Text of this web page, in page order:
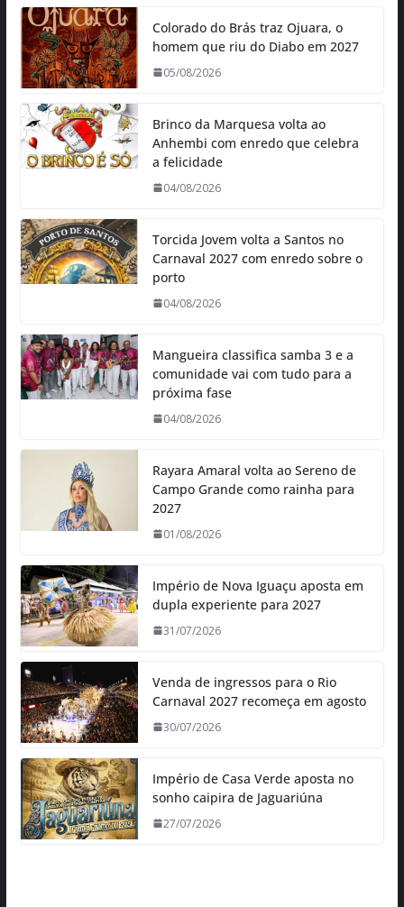
Colorado do Brás traz Ojuara, o
homem que riu do Diabo em 2027
05/08/2026
Brinco da Marquesa volta ao
Anhembi com enredo que celebra
a felicidade
04/08/2026
Torcida Jovem volta a Santos no
Carnaval 2027 com enredo sobre o
porto
04/08/2026
Mangueira classifica samba 3 e a
comunidade vai com tudo para a
próxima fase
04/08/2026
Rayara Amaral volta ao Sereno de
Campo Grande como rainha para
2027
01/08/2026
Império de Nova Iguaçu aposta em
dupla experiente para 2027
31/07/2026
Venda de ingressos para o Rio
Carnaval 2027 recomeça em agosto
30/07/2026
Império de Casa Verde aposta no
sonho caipira de Jaguariúna
27/07/2026